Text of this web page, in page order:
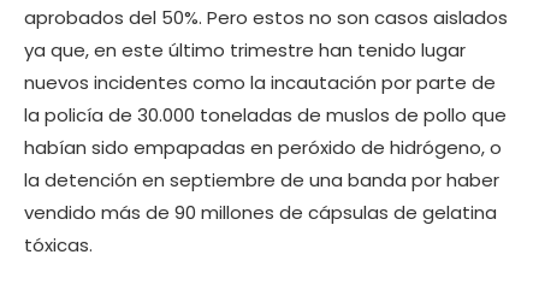
aprobados del 50%. Pero estos no son casos aislados
ya que, en este último trimestre han tenido lugar
nuevos incidentes como la incautación por parte de
la policía de 30.000 toneladas de muslos de pollo que
habían sido empapadas en peróxido de hidrógeno, o
la detención en septiembre de una banda por haber
vendido más de 90 millones de cápsulas de gelatina
tóxicas.